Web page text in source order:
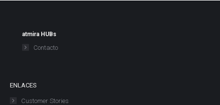
atmira HUBs
Contacto
ENLACES
Customer Stories